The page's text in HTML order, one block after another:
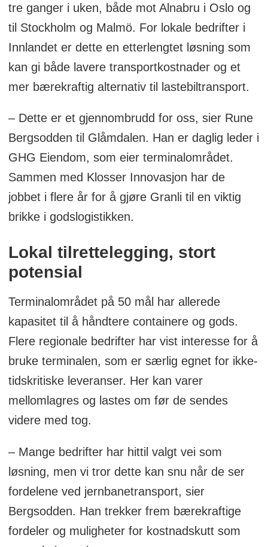
tre ganger i uken, både mot Alnabru i Oslo og
til Stockholm og Malmö. For lokale bedrifter i
Innlandet er dette en etterlengtet løsning som
kan gi både lavere transportkostnader og et
mer bærekraftig alternativ til lastebiltransport.
– Dette er et gjennombrudd for oss, sier Rune
Bergsodden til Glåmdalen. Han er daglig leder i
GHG Eiendom, som eier terminalområdet.
Sammen med Klosser Innovasjon har de
jobbet i flere år for å gjøre Granli til en viktig
brikke i godslogistikken.
Lokal tilrettelegging, stort
potensial
Terminalområdet på 50 mål har allerede
kapasitet til å håndtere containere og gods.
Flere regionale bedrifter har vist interesse for å
bruke terminalen, som er særlig egnet for ikke-
tidskritiske leveranser. Her kan varer
mellomlagres og lastes om før de sendes
videre med tog.
– Mange bedrifter har hittil valgt vei som
løsning, men vi tror dette kan snu når de ser
fordelene ved jernbanetransport, sier
Bergsodden. Han trekker frem bærekraftige
fordeler og muligheter for kostnadskutt som